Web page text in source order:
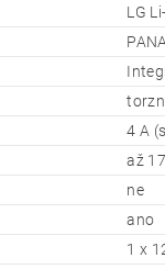
LG
4 A
až
ne
ano
1 x